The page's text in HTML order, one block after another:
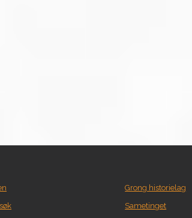
Grong historielag
Sametinget